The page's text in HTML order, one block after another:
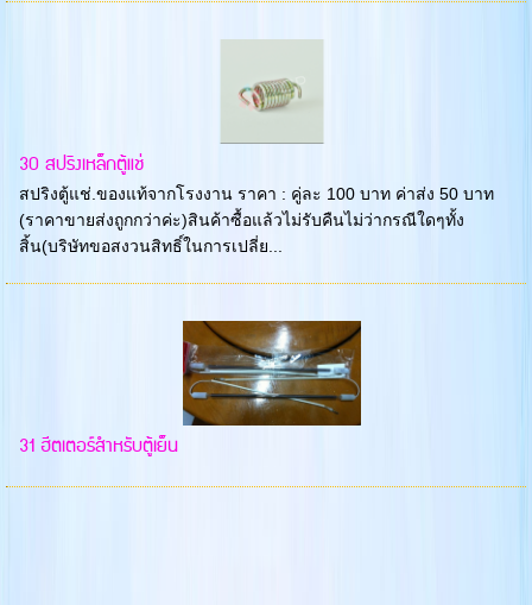
30 สปริงเหล็กตู้แช่
สปริงตู้แช่.ของแท้จากโรงงาน ราคา : คู่ละ 100 บาท ค่าส่ง 50 บาท
(ราคาขายส่งถูกกว่าค่ะ)สินค้าซื้อแล้วไม่รับคืนไม่ว่ากรณีใดๆทั้ง
สิ้น(บริษัทขอสงวนสิทธิ์ในการเปลี่ย...
31 ฮีตเตอร์สำหรับตู้เย็น